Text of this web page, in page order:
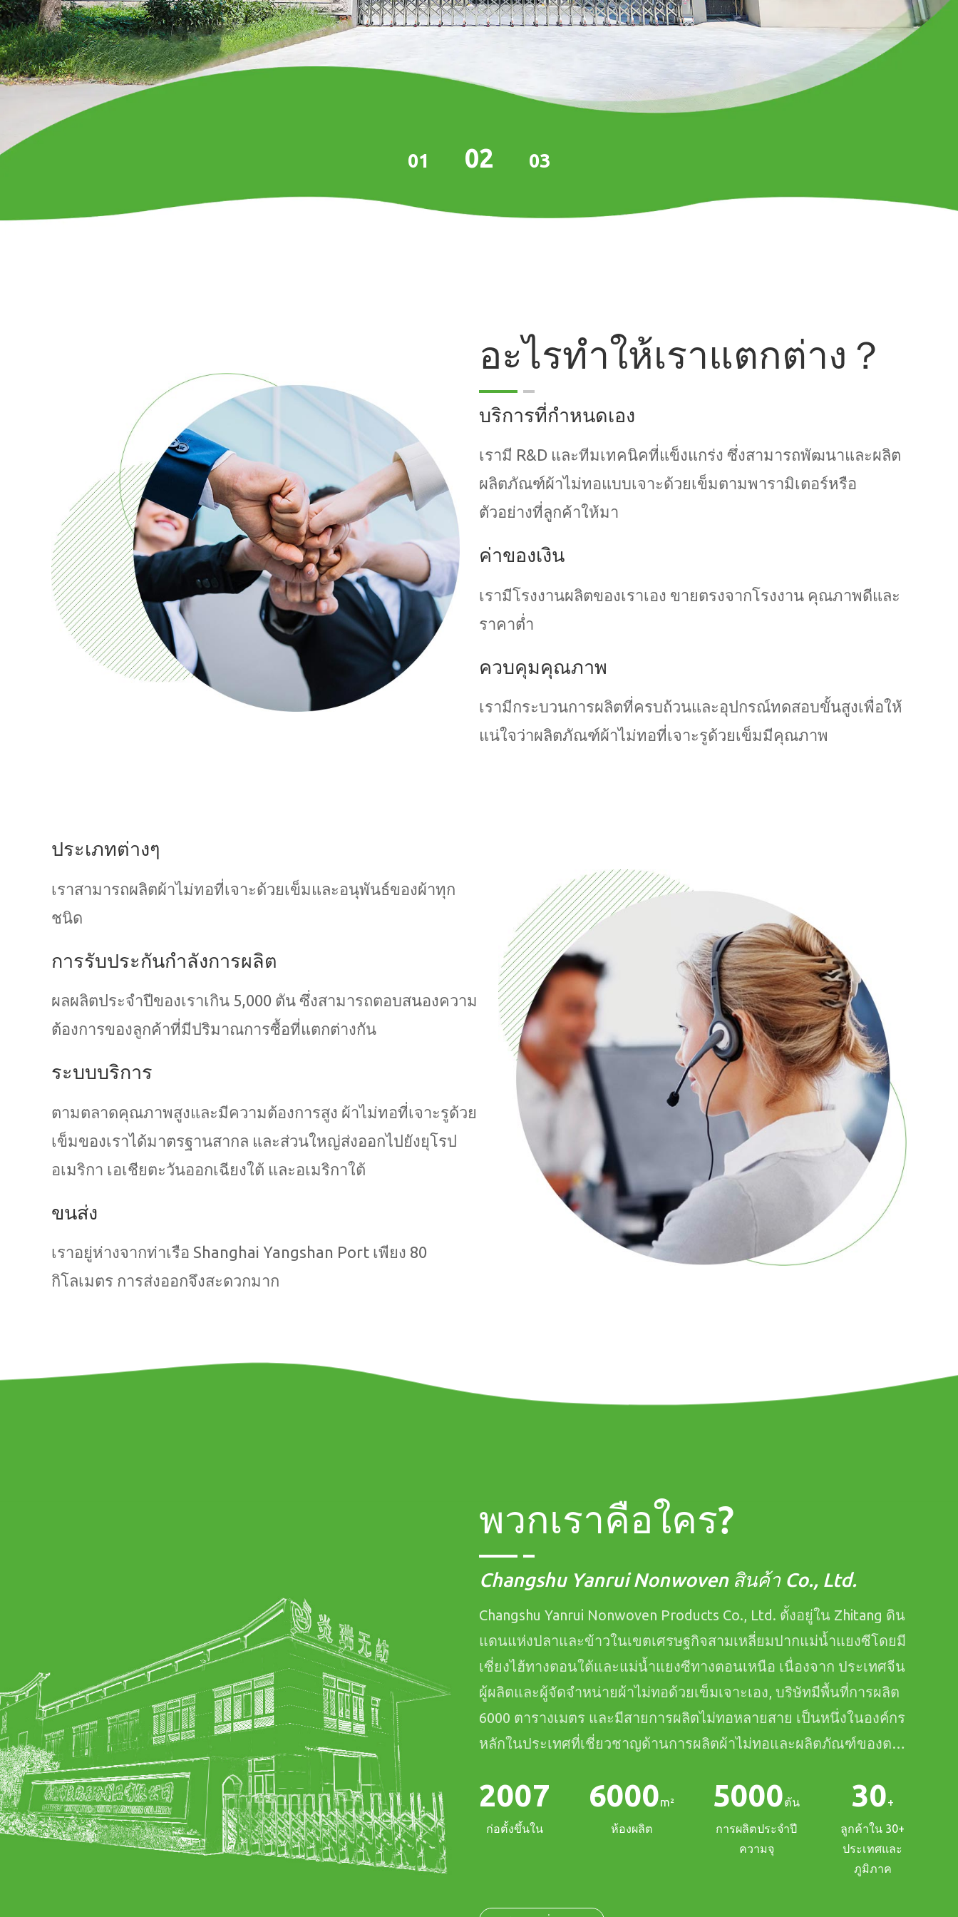
01 02 03
อะไรทำให้เราแตกต่าง？
บริการที่กำหนดเอง
เรามี R&D และทีมเทคนิคที่แข็งแกร่ง ซึ่งสามารถพัฒนาและผลิต
ผลิตภัณฑ์ผ้าไม่ทอแบบเจาะด้วยเข็มตามพารามิเตอร์หรือ
ตัวอย่างที่ลูกค้าให้มา
ค่าของเงิน
เรามีโรงงานผลิตของเราเอง ขายตรงจากโรงงาน คุณภาพดีและ
ราคาต่ำ
ควบคุมคุณภาพ
เรามีกระบวนการผลิตที่ครบถ้วนและอุปกรณ์ทดสอบขั้นสูงเพื่อให้
แน่ใจว่าผลิตภัณฑ์ผ้าไม่ทอที่เจาะรูด้วยเข็มมีคุณภาพ
ประเภทต่างๆ
เราสามารถผลิตผ้าไม่ทอที่เจาะด้วยเข็มและอนุพันธ์ของผ้าทุก
ชนิด
การรับประกันกำลังการผลิต
ผลผลิตประจำปีของเราเกิน 5,000 ตัน ซึ่งสามารถตอบสนองความ
ต้องการของลูกค้าที่มีปริมาณการซื้อที่แตกต่างกัน
ระบบบริการ
ตามตลาดคุณภาพสูงและมีความต้องการสูง ผ้าไม่ทอที่เจาะรูด้วย
เข็มของเราได้มาตรฐานสากล และส่วนใหญ่ส่งออกไปยังยุโรป
อเมริกา เอเชียตะวันออกเฉียงใต้ และอเมริกาใต้
ขนส่ง
เราอยู่ห่างจากท่าเรือ Shanghai Yangshan Port เพียง 80
กิโลเมตร การส่งออกจึงสะดวกมาก
พวกเราคือใคร?
Changshu Yanrui Nonwoven สินค้า Co., Ltd.
Changshu Yanrui Nonwoven Products Co., Ltd. ตั้งอยู่ใน Zhitang ดิน
แดนแห่งปลาและข้าวในเขตเศรษฐกิจสามเหลี่ยมปากแม่น้ำแยงซีโดยมี
เซี่ยงไฮ้ทางตอนใต้และแม่น้ำแยงซีทางตอนเหนือ เนื่องจาก ประเทศจีน
ผู้ผลิตและผู้จัดจำหน่ายผ้าไม่ทอด้วยเข็มเจาะเอง, บริษัทมีพื้นที่การผลิต
6000 ตารางเมตร และมีสายการผลิตไม่ทอหลายสาย เป็นหนึ่งในองค์กร
หลักในประเทศที่เชี่ยวชาญด้านการผลิตผ้าไม่ทอและผลิตภัณฑ์ของตน
2007
ก่อตั้งขึ้นใน
6000m²
ห้องผลิต
5000ตัน
การผลิตประจำปี
ความจุ
30+
ลูกค้าใน 30+
ประเทศและ
ภูมิภาค